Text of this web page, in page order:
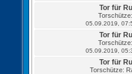
Tor für
05.09.2019,
Tor für
05.09.2019,
Tor für
Torschütze: